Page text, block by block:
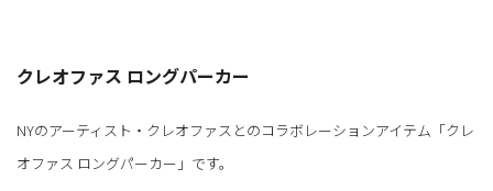
クレオファス ロングパーカー
NYのアーティスト・クレオファスとのコラボレーションアイテム「クレ
オファス ロングパーカー」です。